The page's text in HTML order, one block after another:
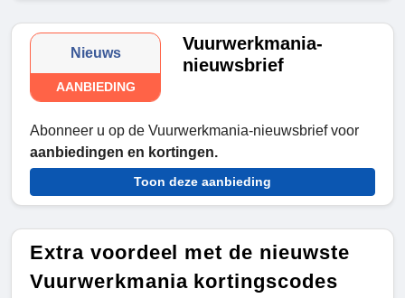
Nieuws
AANBIEDING
Vuurwerkmania-
nieuwsbrief
Abonneer u op de Vuurwerkmania-nieuwsbrief voor
aanbiedingen en kortingen.
Toon deze aanbieding
Extra voordeel met de nieuwste
Vuurwerkmania kortingscodes